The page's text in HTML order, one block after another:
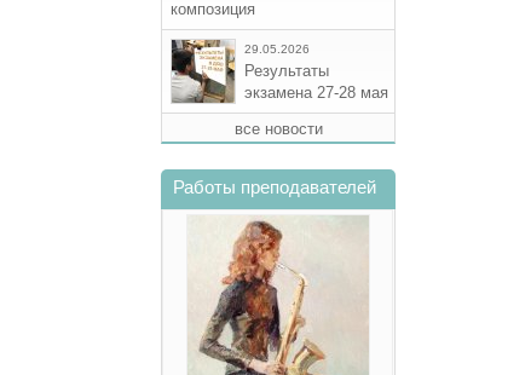
композиция
29.05.2026
Результаты
экзамена 27-28 мая
все новости
Работы преподавателей